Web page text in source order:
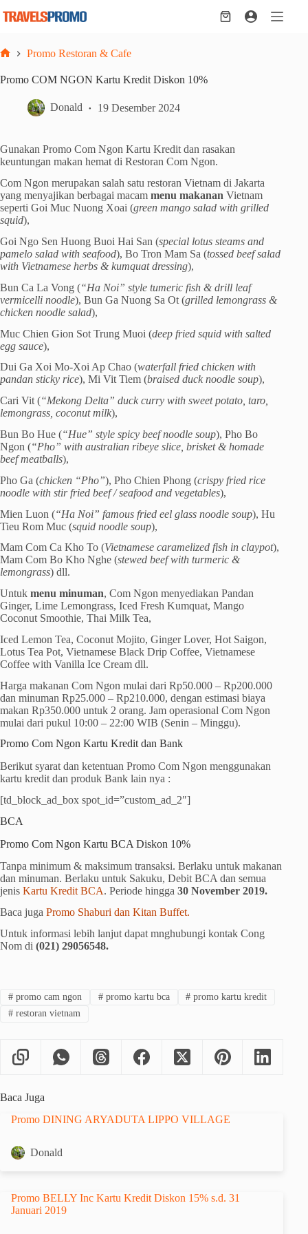
Shopping
Promo Restoran & Cafe
Promo COM NGON Kartu Kredit Diskon 10%
Donald 19 Desember 2024
Gunakan Promo Com Ngon Kartu Kredit dan rasakan
keuntungan makan hemat di Restoran Com Ngon.
Com Ngon merupakan salah satu restoran Vietnam di Jakarta
yang menyajikan berbagai macam menu makanan Vietnam
seperti Goi Muc Nuong Xoai (green mango salad with grilled
squid),
Goi Ngo Sen Huong Buoi Hai San (special lotus steams and
pamelo salad with seafood), Bo Tron Mam Sa (tossed beef salad
with Vietnamese herbs & kumquat dressing),
Bun Ca La Vong (“Ha Noi” style tumeric fish & drill leaf
vermicelli noodle), Bun Ga Nuong Sa Ot (grilled lemongrass &
chicken noodle salad),
Muc Chien Gion Sot Trung Muoi (deep fried squid with salted
egg sauce),
Dui Ga Xoi Mo-Xoi Ap Chao (waterfall fried chicken with
pandan sticky rice), Mi Vit Tiem (braised duck noodle soup),
Cari Vit (“Mekong Delta” duck curry with sweet potato, taro,
lemongrass, coconut milk),
Bun Bo Hue (“Hue” style spicy beef noodle soup), Pho Bo
Ngon (“Pho” with australian ribeye slice, brisket & homade
beef meatballs),
Pho Ga (chicken “Pho”), Pho Chien Phong (crispy fried rice
noodle with stir fried beef / seafood and vegetables),
Mien Luon (“Ha Noi” famous fried eel glass noodle soup), Hu
Tieu Rom Muc (squid noodle soup),
Mam Com Ca Kho To (Vietnamese caramelized fish in claypot),
Mam Com Bo Kho Nghe (stewed beef with turmeric &
lemongrass) dll.
Untuk menu minuman, Com Ngon menyediakan Pandan
Ginger, Lime Lemongrass, Iced Fresh Kumquat, Mango
Coconut Smoothie, Thai Milk Tea,
Iced Lemon Tea, Coconut Mojito, Ginger Lover, Hot Saigon,
Lotus Tea Pot, Vietnamese Black Drip Coffee, Vietnamese
Coffee with Vanilla Ice Cream dll.
Harga makanan Com Ngon mulai dari Rp50.000 – Rp200.000
dan minuman Rp25.000 – Rp210.000, dengan estimasi biaya
makan Rp350.000 untuk 2 orang. Jam operasional Com Ngon
mulai dari pukul 10:00 – 22:00 WIB (Senin – Minggu).
Promo Com Ngon Kartu Kredit dan Bank
Berikut syarat dan ketentuan Promo Com Ngon menggunakan
kartu kredit dan produk Bank lain nya :
[td_block_ad_box spot_id=”custom_ad_2″]
BCA
Promo Com Ngon Kartu BCA Diskon 10%
Tanpa minimum & maksimum transaksi. Berlaku untuk makanan
dan minuman. Berlaku untuk Sakuku, Debit BCA dan semua
jenis Kartu Kredit BCA. Periode hingga 30 November 2019.
Baca juga Promo Shaburi dan Kitan Buffet.
Untuk informasi lebih lanjut dapat mnghubungi kontak Cong
Nom di (021) 29056548.
#promo cam ngon #promo kartu bca # promo kartu kredit
#restoran vietnam
Baca Juga
Promo DINING ARYADUTA LIPPO VILLAGE
Donald
Promo BELLY Inc Kartu Kredit Diskon 15% s.d. 31
Januari 2019